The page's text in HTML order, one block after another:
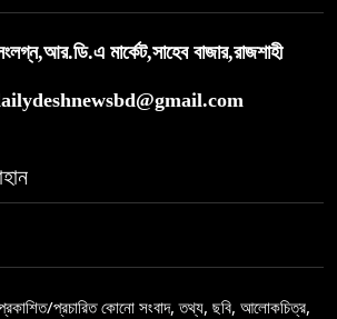
মার্কেট,সাহেব বাজার,রাজশাহী
প্রচারিত কোনো সংবাদ, তথ্য, ছবি, আলোকচিত্র,